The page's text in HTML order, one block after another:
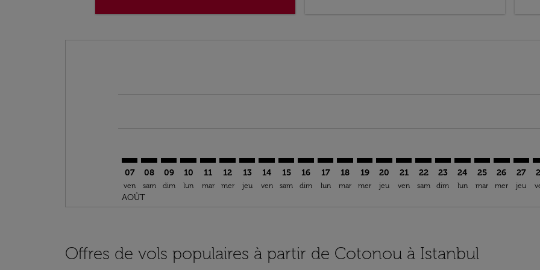
07
ven
AOÛT
08
sam
09
dim
10
lun
11
mar
12
mer
13
jeu
14
ven
15
sam
16
dim
17
lun
18
mar
COO–IST: cmp-view-offers-disclaimer.
19
mer
COO–IST: cmp-view-offers-
20
jeu
COO–IST: cmp-view-offers-
21
ven
COO–IST: cmp-view-
22
sam
COO–IST: cmp-view-
23
dim
COO–IST: cmp-
24
lun
COO–IST:
25
mar
26
mer
27
jeu
Offres de vols populaires à partir de Cotonou à Istanbul